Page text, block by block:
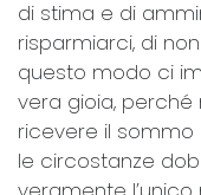
di stima e di
risparmiarci, di
questo modo ci
vera gioia,
ricevere il sommo
le circostanze